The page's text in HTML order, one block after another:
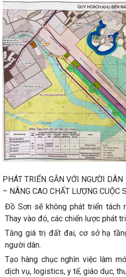
PHÁT TRIỂN GẮN VỚI NGƯỜI
– NÂNG CAO CHẤT LƯỢNG CUỘC
Đồ Sơn sẽ không phát triển tách
Thay vào đó, các chiến lược phát
Tăng giá trị đất đai, cơ sở hạ
người dân.
Tạo hàng chục nghìn việc làm
dịch vụ, logistics, y tế, giáo dục,